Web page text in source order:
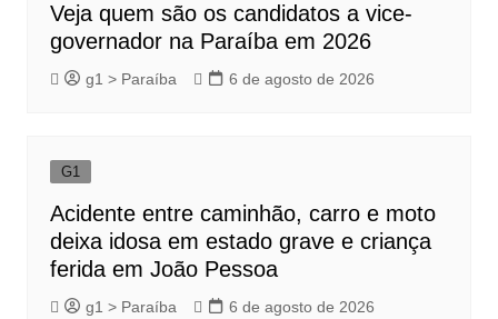
Veja quem são os candidatos a vice-
governador na Paraíba em 2026
g1 > Paraíba 6 de agosto de 2026
G1
Acidente entre caminhão, carro e moto
deixa idosa em estado grave e criança
ferida em João Pessoa
g1 > Paraíba 6 de agosto de 2026